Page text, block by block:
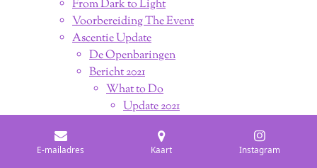
From Dark to Light
Voorbereiding The Event
Ascentie Update
De Openbaringen
Bericht 2021
What to Do
Update 2021
The Great Awakening
E-mailadres Kaart Instagram